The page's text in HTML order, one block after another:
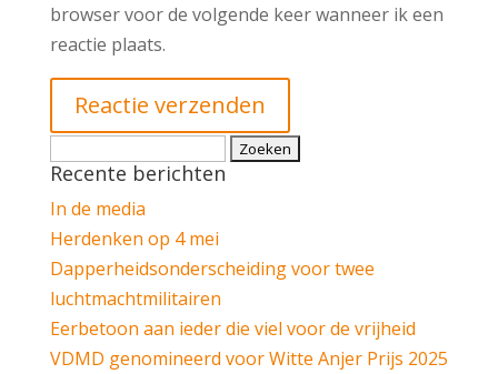
browser voor de volgende keer wanneer ik een
reactie plaats.
naar:
Recente berichten
In de media
Herdenken op 4 mei
Dapperheidsonderscheiding voor twee
luchtmachtmilitairen
Eerbetoon aan ieder die viel voor de vrijheid
VDMD genomineerd voor Witte Anjer Prijs 2025